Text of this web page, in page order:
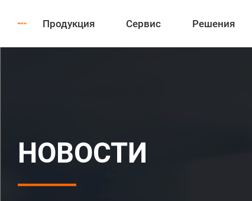
Продукция Сервис Решения
НОВОСТИ